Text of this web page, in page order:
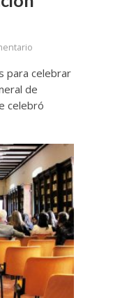
para celebrar
de
celebró